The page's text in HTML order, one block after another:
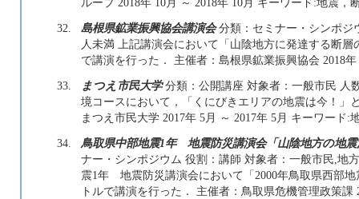
ループ 2018年 10月 ～ 2018年 10月 キーワード:地震，
32.
島根県鉱業振興協会講演会分類：セミナー・シンポジ
人未満 上記講演会において「山陰地方に発達する断
で講演を行った． 主催者：島根県鉱業振興協会 2018
33.
まつえ市民大学分類：公開講座 対象者：一般市民 人
境コースにおいて，「くにびきエリアの地震は今！」
まつえ市民大学 2017年 5月 ～ 2017年 5月 キーワード:
34.
鳥取県中部地震1年 地震防災講演会「山陰地方の地
ナー・シンポジウム 役割：講師 対象者：一般市民,地
震1年 地震防災講演会において「2000年鳥取県西部
トルで講演を行った． 主催者：鳥取県危機管理政策課